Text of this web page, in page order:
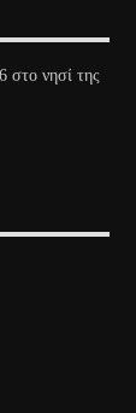
στο νησί της